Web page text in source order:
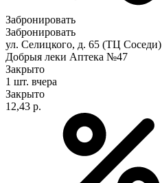
Забронировать
Забронировать
ул. Селицкого, д. 65 (ТЦ Соседи)
Добрыя леки Аптека №47
Закрыто
1 шт. вчера
Закрыто
12,43 р.